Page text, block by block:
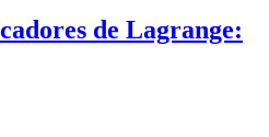
de Lagrange: